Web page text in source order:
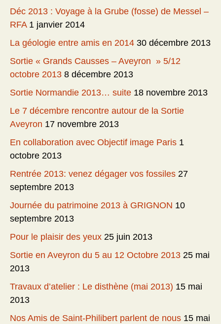
Déc 2013 : Voyage à la Grube (fosse) de Messel –
RFA 1 janvier 2014
La géologie entre amis en 2014 30 décembre 2013
Sortie « Grands Causses – Aveyron » 5/12
octobre 2013 8 décembre 2013
Sortie Normandie 2013… suite 18 novembre 2013
Le 7 décembre rencontre autour de la Sortie
Aveyron 17 novembre 2013
En collaboration avec Objectif image Paris 1
octobre 2013
Rentrée 2013: venez dégager vos fossiles 27
septembre 2013
Journée du patrimoine 2013 à GRIGNON 10
septembre 2013
Pour le plaisir des yeux 25 juin 2013
Sortie en Aveyron du 5 au 12 Octobre 2013 25 mai
2013
Travaux d’atelier : Le disthène (mai 2013) 15 mai
2013
Nos Amis de Saint-Philibert parlent de nous 15 mai